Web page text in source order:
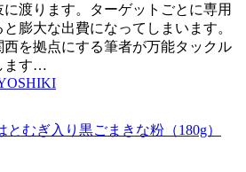
渡ります。ターゲットごとに専用
膨大な出費になってしまいます。
西を拠点にする筆者が万能タックル
ます…
むぎ入り黒ごまきな粉（180g）